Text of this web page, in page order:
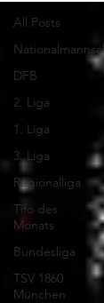
All Posts
DFB
2. Liga
1. Liga
3. Liga
Regionalliga
Tifo des
Monats
Bundesliga
TSV 1860
München